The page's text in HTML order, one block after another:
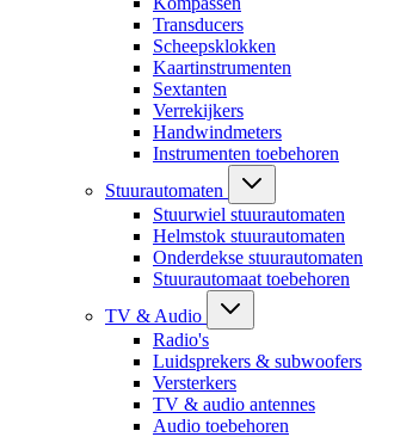
Transducers
Scheepsklokken
Kaartinstrumenten
Sextanten
Verrekijkers
Handwindmeters
Instrumenten toebehoren
Stuurautomaten
Stuurwiel stuurautomaten
Helmstok stuurautomaten
Onderdekse stuurautomaten
Stuurautomaat toebehoren
TV & Audio
Radio's
Luidsprekers & subwoofers
Versterkers
TV & audio antennes
Audio toebehoren